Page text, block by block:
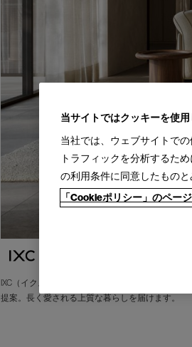
IXC（イクスシー）は、”Emotional Minimalism”
提案。長く愛される上質な暮らしを届けます。
当サイトではクッキーを使
当社では、ウェブサイトで
トラフィックを分析するた
の利用条件に同意したものと
「Cookieポリシー」のペー